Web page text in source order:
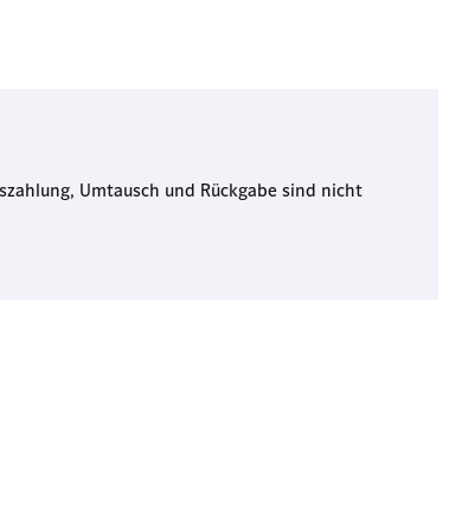
Umtausch und Rückgabe sind nicht